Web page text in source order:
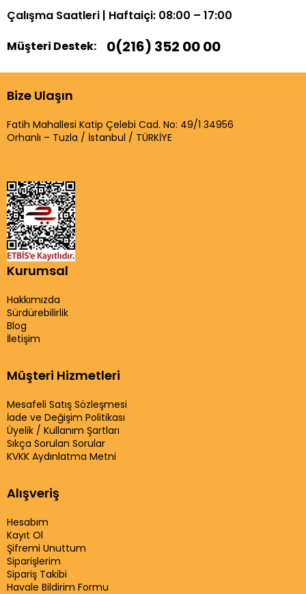
Çalışma Saatleri | Haftaiçi: 08:00 – 17:00
Müşteri Destek:
0(216) 352 00 00
Bize Ulaşın
Fatih Mahallesi Katip Çelebi Cad. No: 49/1 34956
Orhanlı – Tuzla / İstanbul / TÜRKİYE
Kurumsal
Hakkımızda
Sürdürebilirlik
Blog
İletişim
Müşteri Hizmetleri
Mesafeli Satış Sözleşmesi
İade ve Değişim Politikası
Üyelik / Kullanım Şartları
Sıkça Sorulan Sorular
KVKK Aydınlatma Metni
Alışveriş
Hesabım
Kayıt Ol
Şifremi Unuttum
Siparişlerim
Sipariş Takibi
Havale Bildirim Formu